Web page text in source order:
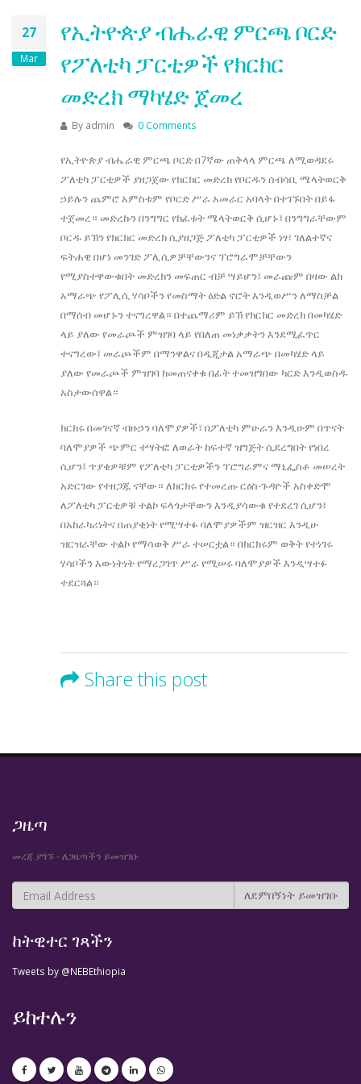
27
Mar
የኢትዮጵያ ብሔራዊ ምርጫ ቦርድ
የፖለቲካ ፓርቲዎች የክርክር
መድረክ ማካሄድ ጀመረ
By admin 0 Comments
የኢትዮጵያ ብሔራዊ ምርጫ ቦርድ በ7ኛው ጠቅላላ ምርጫ ለሚወዳደሩ
ፖለቲካ ፓርቲዎች ያዘጋጀው የክርክር መድረክ የቦርዱን ሰብሳቢ ሜላትወርቅ
ኃይሉን ጨምሮ አምስቱም የቦርድ ሥራ አመራር አባላት በተገኙበት በይፋ
ተጀመረ። መድረኩን በንግግር የከፈቱት ሜላትወርቅ ሲሆኑ፤ በንግግራቸውም
ቦርዱ ይኽን የክርክር መድረክ ሲያዘጋጅ ፖለቲካ ፓርቲዎች ነፃ፣ ገለልተኛና
ፍትሐዊ በሆነ መንገድ ፖሊሲዎቻቸውንና ፕሮግራሞቻቸውን
የሚያስተዋውቁበት መድረክን መፍጠር ብቻ ሣይሆን፤ መራጩም በዛው ልክ
አማራጭ የፖሊሲ ሃሳቦችን የመስማት ዕድል ኖሮት እንዲወሥን ለማስቻል
በማሰብ መሆኑን ተናግረዋል። በተጨማሪም ይኽ የክርክር መድረክ በመካሄድ
ላይ ያለው የመራጮች ምዝገባ ላይ የበለጠ መነቃቃትን እንደሚፈጥር
ተናግረው፤ መራጮችም በማንዋልና በዲጂታል አማራጭ በመካሄድ ላይ
ያለው የመራጮች ምዝገባ ከመጠናቀቁ በፊት ተመዝግበው ካርድ እንዲወስዱ
አስታውሰዋል።
ክርክሩ በመገናኛ ብዙኃን ባለሞያዎች፣ በፖለቲካ ምሁራን እንዲሁም በጥናት
ባለሞያዎች ጭምር ተሣትፎ ለወራት ከፍተኛ ዝግጅት ሲደረግበት የነበረ
ሲሆን፤ ጥያቄዎቹም የፖለቲካ ፓርቲዎችን ፕሮግራምና ማኒፌስቶ መሠረት
አድርገው የተዘጋጁ ናቸው። ለክርክሩ የተመረጡ ርዕስ-ጉዳዮች አስቀድሞ
ለፖለቲካ ፓርቲዎቹ ተልኮ ፍላጎታቸውን እንዲያሳውቁ የተደረገ ሲሆን፤
በአከራካሪነትና በጠያቂነት የሚሣተፉ ባለሞያዎችም ዝርዝር እንዲሁ
ዝርዝራቸው ተልኮ የማሳወቅ ሥራ ተሠርቷል። በክርክሩም ወቅት የተነገሩ
ሃሳቦችን እውነትነት የማረጋገጥ ሥራ የሚሠሩ ባለሞያዎች እንዲሣተፉ
ተደርጓል።
Share this post
ጋዜጣ
መረጃ ያግኙ - ለጋዜጣችን ይመዝገቡ
ከትዊተር ገጻችን
Tweets by @NEBEthiopia
ይከተሉን